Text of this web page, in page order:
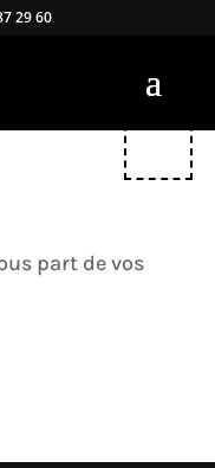
29 60
part de vos